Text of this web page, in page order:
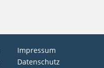
Impressum
Datenschutz